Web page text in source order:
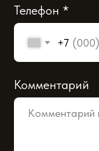
Телефон *
+7
Комментарий